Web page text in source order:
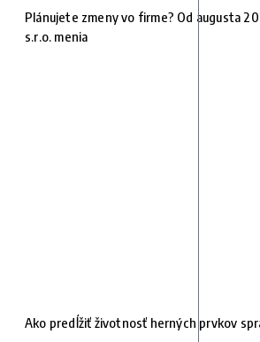
Plánujete zmeny vo firme? Od augusta
s.r.o. menia
Ako predĺžiť životnosť herných prvkov